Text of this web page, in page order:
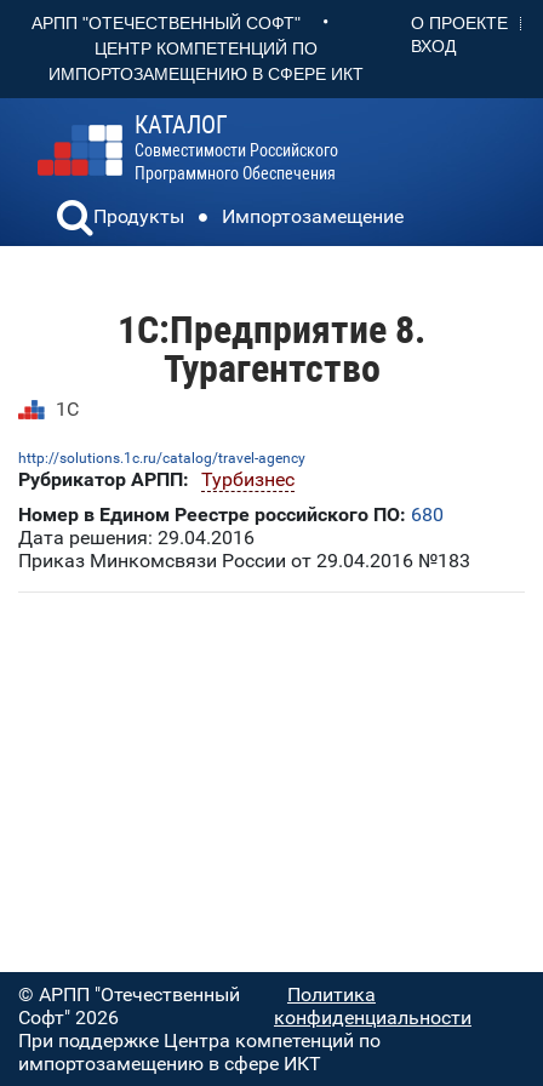
АРПП "ОТЕЧЕСТВЕННЫЙ СОФТ" •
ЦЕНТР КОМПЕТЕНЦИЙ ПО
ИМПОРТОЗАМЕЩЕНИЮ В СФЕРЕ ИКТ
О ПРОЕКТЕ
ВХОД
КАТАЛОГ
Совместимости Российского
Программного Обеспечения
Продукты Импортозамещение
1С:Предприятие 8.
Турагентство
1С
http://solutions.1c.ru/catalog/travel-agency
Рубрикатор АРПП: Турбизнес
Номер в Едином Реестре российского ПО: 680
Дата решения: 29.04.2016
Приказ Минкомсвязи России от 29.04.2016 №183
© АРПП "Отечественный
Софт" 2026
Политика
конфиденциальности
При поддержке Центра компетенций по
импортозамещению в сфере ИКТ